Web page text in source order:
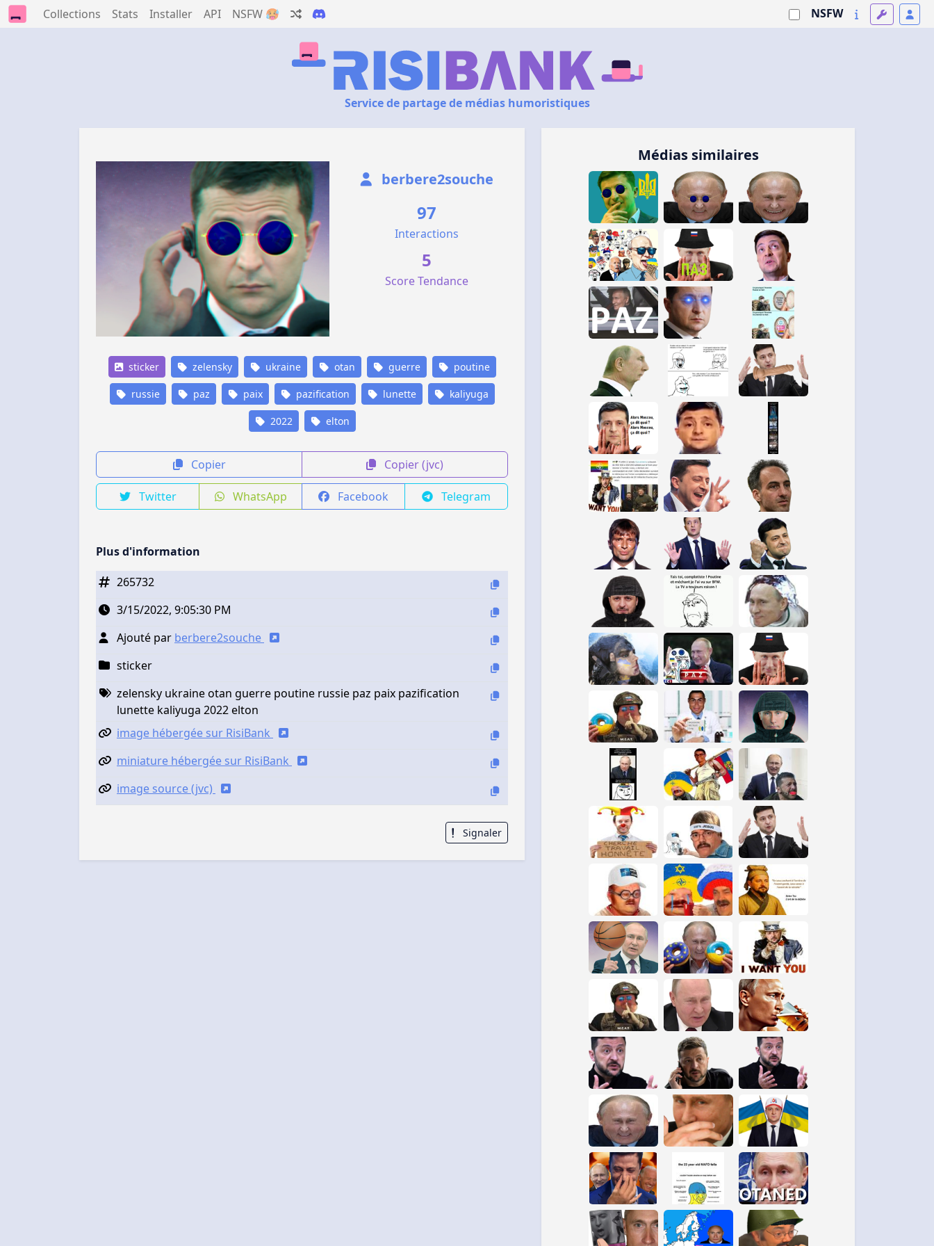
Collections Stats Installer API NSFW 🥵 NSFW
Service de partage de médias humoristiques
berbere2souche
97
Interactions
5
Score Tendance
sticker zelensky ukraine otan guerre poutine
russie paz paix pazification lunette kaliyuga
2022 elton
Copier Copier (jvc)
Twitter WhatsApp Facebook Telegram
Plus d'information
265732
3/15/2022, 9:05:30 PM
Ajouté par berbere2souche
sticker
zelensky ukraine otan guerre poutine russie paz paix pazification
lunette kaliyuga 2022 elton
image hébergée sur RisiBank
miniature hébergée sur RisiBank
image source (jvc)
Signaler
Médias similaires